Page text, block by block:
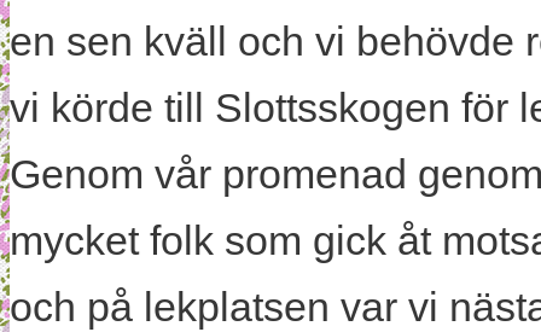
en sen kväll och vi behövde
vi körde till Slottsskogen för
Genom vår promenad
mycket folk som gick åt
och på lekplatsen var vi